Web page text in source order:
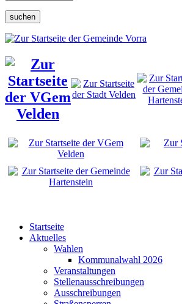
suchen
Startseite
Aktuelles
Wahlen
Kommunalwahl 2026
Veranstaltungen
Stellenausschreibungen
Ausschreibungen